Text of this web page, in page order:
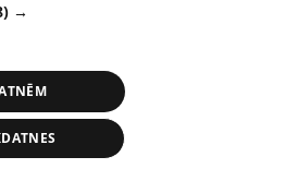
kas nosaka iepirkuma
→